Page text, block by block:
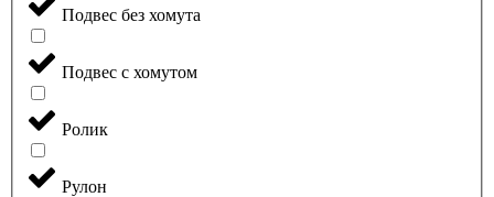
Подвес без хомута
Подвес с хомутом
Ролик
Рулон